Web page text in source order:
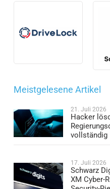
Meistgelesene Artikel
21. Juli 2026
Hacker
vollständig
17. Juli 2026
Schwarz
XM Cyber-